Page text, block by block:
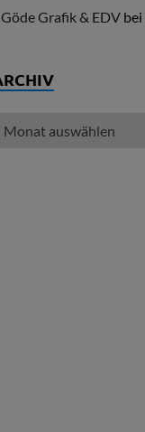
Göde Grafik & EDV bei